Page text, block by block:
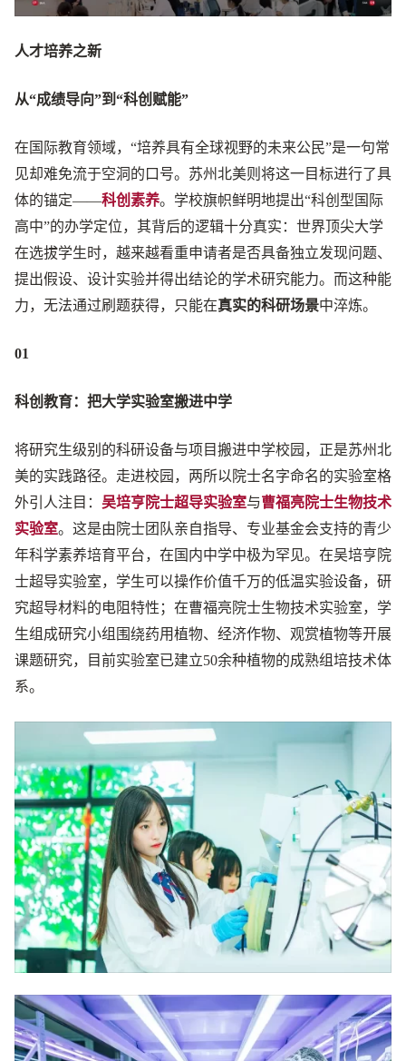
人才培养之新
从“成绩导向”到“科创赋能”
在国际教育领域，“培养具有全球视野的未来公民”是一句常
见却难免流于空洞的口号。苏州北美则将这一目标进行了具
体的锚定——科创素养。学校旗帜鲜明地提出“科创型国际
高中”的办学定位，其背后的逻辑十分真实：世界顶尖大学
在选拔学生时，越来越看重申请者是否具备独立发现问题、
提出假设、设计实验并得出结论的学术研究能力。而这种能
力，无法通过刷题获得，只能在真实的科研场景中淬炼。
01
科创教育：把大学实验室搬进中学
将研究生级别的科研设备与项目搬进中学校园，正是苏州北
美的实践路径。走进校园，两所以院士名字命名的实验室格
外引人注目： 吴培亨院士超导实验室与曹福亮院士生物技术
实验室。这是由院士团队亲自指导、专业基金会支持的青少
年科学素养培育平台，在国内中学中极为罕见。在吴培亨院
士超导实验室，学生可以操作价值千万的低温实验设备，研
究超导材料的电阻特性；在曹福亮院士生物技术实验室，学
生组成研究小组围绕药用植物、经济作物、观赏植物等开展
课题研究，目前实验室已建立50余种植物的成熟组培技术体
系。